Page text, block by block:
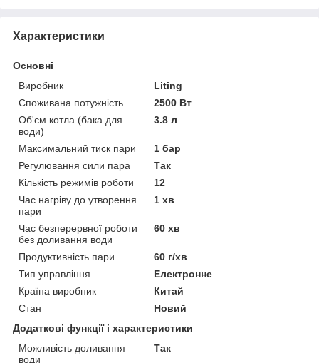
Характеристики
Основні
Виробник
Liting
Споживана потужність
2500 Вт
Об'єм котла (бака для
води)
3.8 л
Максимальний тиск пари
1 бар
Регулювання сили пара
Так
Кількість режимів роботи
12
Час нагріву до утворення
пари
1 хв
Час безперервної роботи
без доливання води
60 хв
Продуктивність пари
60 г/хв
Тип управління
Електронне
Країна виробник
Китай
Стан
Новий
Додаткові функції і характеристики
Можливість доливання
води
Так